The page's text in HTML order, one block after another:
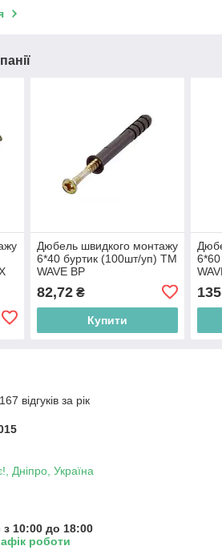
Дюбель швидкого монтажу
6*40 буртик (100шт/уп) ТМ
WAVE BP
82,72₴
Купити
відгуків за рік
Дніпро, Україна
10:00 до 18:00
роботи